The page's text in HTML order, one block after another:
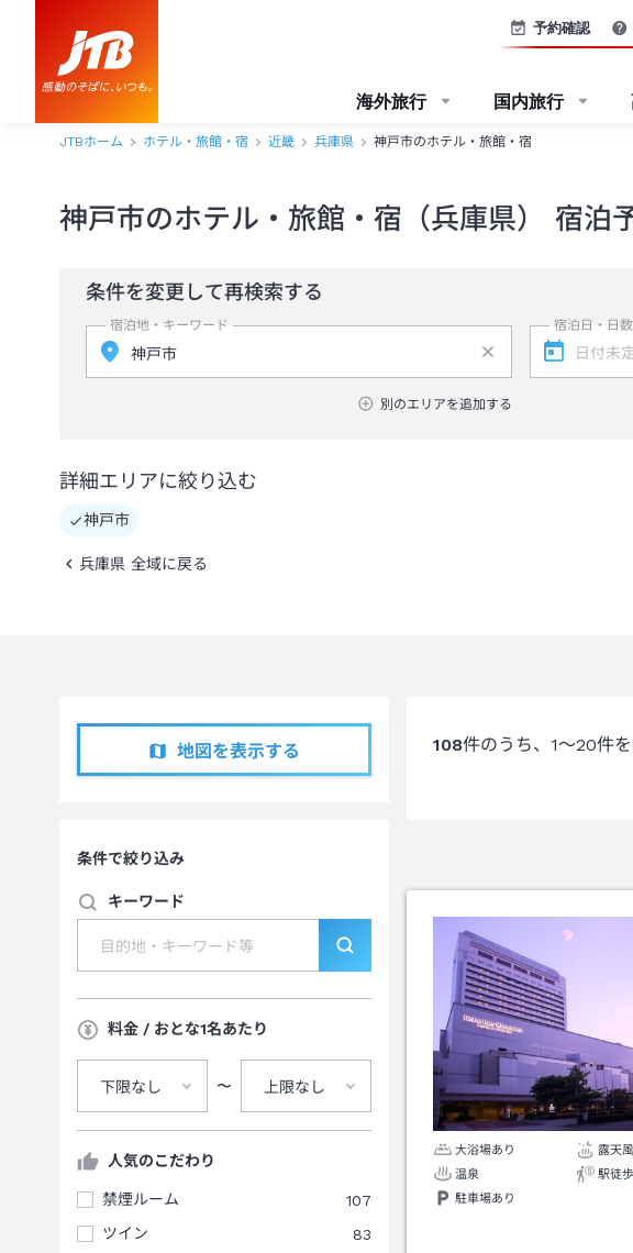
予約確認
海外旅行 国内旅行
JTBホーム ホテル・旅館・宿 近畿 兵庫県 神戸市のホテル・旅館・宿
神戸市のホテル・旅館・宿（兵庫県） 宿泊
条件を変更して再検索する
宿泊地・キーワード
別のエリアを追加する
宿泊日・日数
詳細エリアに絞り込む
神戸市
兵庫県 全域に戻る
地図を表示する
条件で絞り込み
キーワード
料金 / おとな1名あたり
下限なし 〜 上限なし
人気のこだわり
禁煙ルーム
107
ツイン
83
108件のうち、 1～20件
大浴場あり
露天
温泉
駅徒
駐車場あり